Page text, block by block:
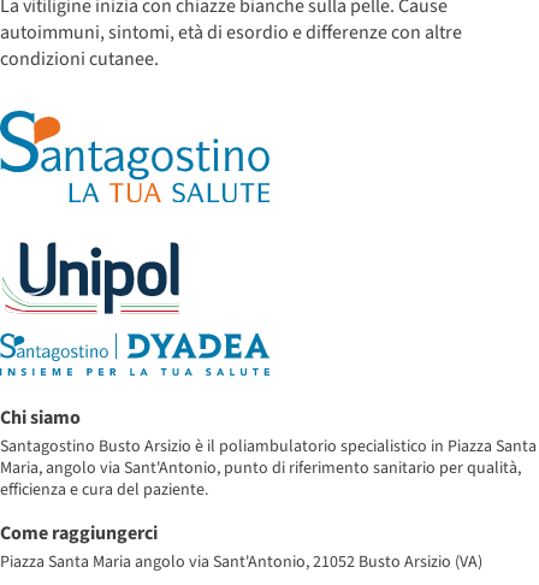
La vitiligine inizia con chiazze bianche sulla pelle. Cause
autoimmuni, sintomi, età di esordio e differenze con altre
condizioni cutanee.
Chi siamo
Santagostino Busto Arsizio è il poliambulatorio specialistico in Piazza Santa
Maria, angolo via Sant'Antonio, punto di riferimento sanitario per qualità,
efficienza e cura del paziente.
Come raggiungerci
Piazza Santa Maria angolo via Sant'Antonio, 21052 Busto Arsizio (VA)